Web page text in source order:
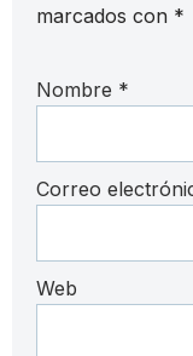
marcados con *
Nombre *
Correo
Web